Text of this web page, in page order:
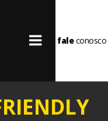
faleconosco